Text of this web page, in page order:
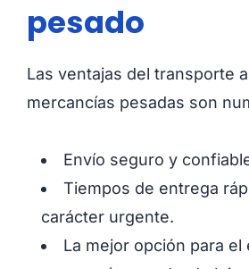
pesado
Las ventajas del transporte
mercancías pesadas son
Envío seguro y
Tiempos de entrega
carácter urgente.
La mejor opción para el